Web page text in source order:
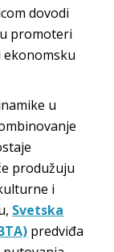
dovodi
promoteri
ekonomsku
u
produžuju
i
Svetska
predviđa